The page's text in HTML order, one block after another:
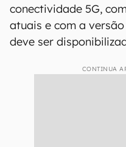
conectividade 5G,
atuais e com a
deve ser
CONTINUA